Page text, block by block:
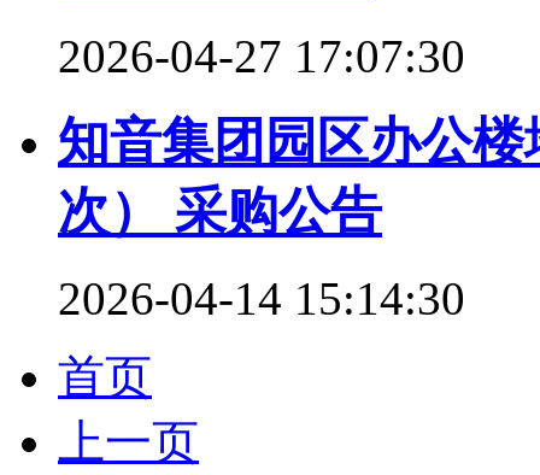
2026-04-27 17:07:30
知音集团园区办公
次） 采购公告
2026-04-14 15:14:30
首页
上一页